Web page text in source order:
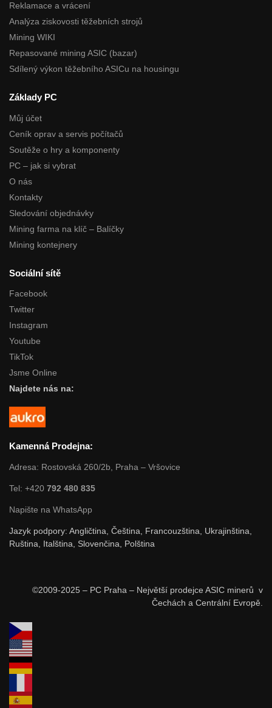
Reklamace a vrácení
Analýza ziskovosti těžebních strojů
Mining WIKI
Repasované mining ASIC (bazar)
Sdílený výkon těžebního ASICu na housingu
Základy PC
Můj účet
Ceník oprav a servis počítačů
Soutěže o hry a komponenty
PC – jak si vybrat
O nás
Kontakty
Sledování objednávky
Mining farma na klíč – Balíčky
Mining kontejnery
Sociální sítě
Facebook
Twitter
Instagram
Youtube
TikTok
Jsme Online
Najdete nás na:
Kamenná Prodejna:
Adresa: Rostovská 260/2b, Praha – Vršovice
Tel: +420 792 480 835
Napište na WhatsApp
Jazyk podpory: Angličtina, Čeština, Francouzština, Ukrajinština,
Ruština, Italština, Slovenčina, Polština
©2009-2025 – PC Praha – Největší prodejce ASIC minerů v
Čechách a Centrální Evropě.